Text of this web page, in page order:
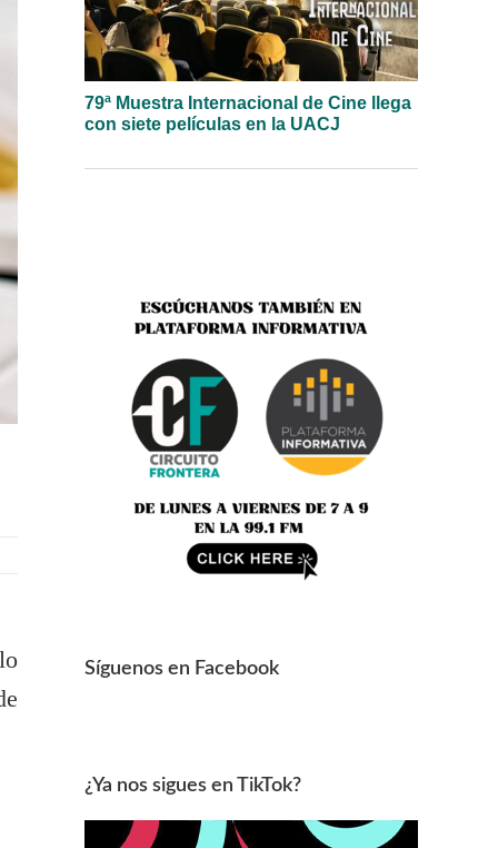
79ª Muestra Internacional de Cine llega
con siete películas en la UACJ
Síguenos en Facebook
¿Ya nos sigues en TikTok?